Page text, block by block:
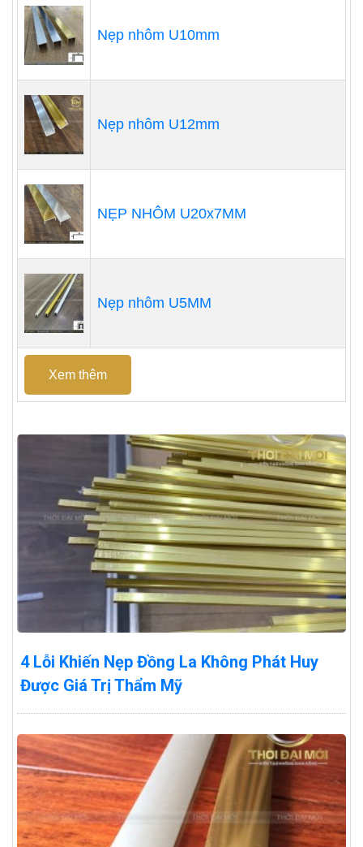
Nẹp nhôm U10mm
Nẹp nhôm U12mm
NẸP NHÔM U20x7MM
Nẹp nhôm U5MM
Xem thêm
4 Lỗi Khiến Nẹp Đồng La Không Phát Huy
Được Giá Trị Thẩm Mỹ